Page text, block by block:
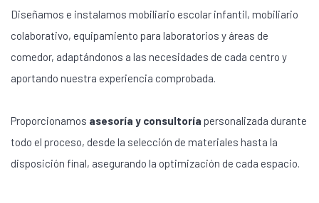
Diseñamos e instalamos mobiliario escolar infantil, mobiliario
colaborativo, equipamiento para laboratorios y áreas de
comedor, adaptándonos a las necesidades de cada centro y
aportando nuestra experiencia comprobada.
Proporcionamos asesoría y consultoría personalizada durante
todo el proceso, desde la selección de materiales hasta la
disposición final, asegurando la optimización de cada espacio.